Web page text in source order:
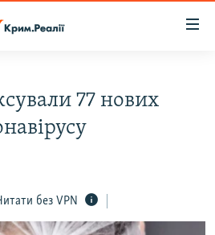
77 нових
без VPN